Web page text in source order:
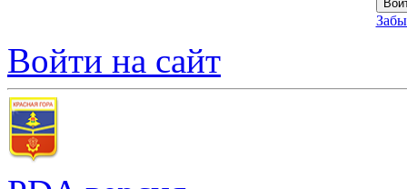
Войти на сайт